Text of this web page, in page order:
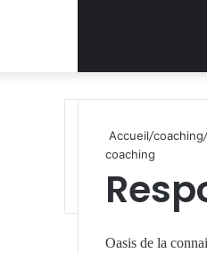
Accueil/coaching/
coaching
h
Oasis de la